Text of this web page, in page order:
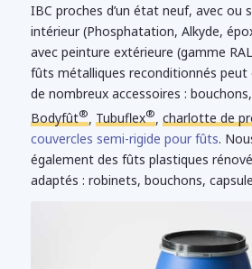
IBC proches d’un état neuf, avec ou
intérieur (Phosphatation, Alkyde,
avec peinture extérieure (gamme
fûts métalliques reconditionnés
de nombreux accessoires :
Bodyfût®, Tubuflex®, charlotte de
couvercles semi-rigide pour fûts.
également des fûts plastiques
adaptés : robinets, bouchons,